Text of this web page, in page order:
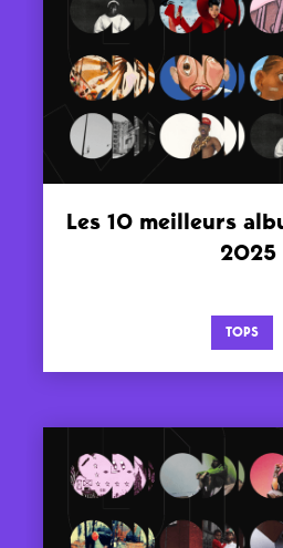
Les 10 meilleurs
2025
TOPS